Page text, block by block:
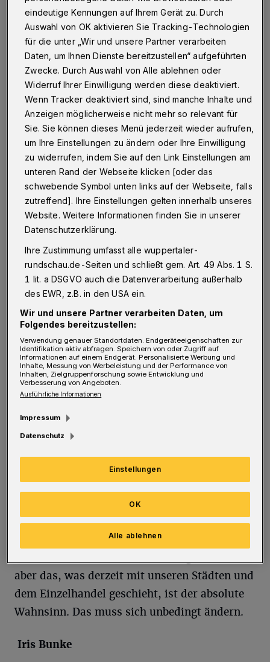
Betr.: Corona-Maßnahmen
06.04.2021 , 17:53 Uhr Eine Minute Lesezeit
U nsere einst schöne grüne Stadt gleicht
fast einer Geisterstadt. Unsere beliebten
Restaurants mit Außengastronomie dürfen
nicht öffnen und stehen vor dem Ruin – wie
das beliebte „Wagner am Mäuerchen“ oder
„Pino’s“. Obwohl die Virologen eindeutig
sagen, an der frischen Luft ist die
Ansteckungsgefahr mit Covid 19 fast null, weil
sich die Aerosole verflüchtigen.
„New Yorker“ in Barmen ist geschlossen.
Baumärkte nur für Gewerbetreibende geöffnet
oder mit Schnelltest. Wir dürfen nur mit
Dabei schützen Masken zur Genüge mit
Abstand.
Warum schauen unsere Stadtpolitiker zu, wie
unsere sowieso schon finanziell arme Stadt
verödet?
aber das, was derzeit mit unseren Städten und
dem Einzelhandel geschieht, ist der absolute
Wahnsinn. Das muss sich unbedingt ändern.
Iris Bunke
eindeutige Kennungen auf Ihrem Gerät zu. Durch
Auswahl von OK aktivieren Sie Tracking-Technologien
für die unter „Wir und unsere Partner verarbeiten
Daten, um Ihnen Dienste bereitzustellen“ aufgeführten
Zwecke. Durch Auswahl von Alle ablehnen oder
Widerruf Ihrer Einwilligung werden diese deaktiviert.
Wenn Tracker deaktiviert sind, sind manche Inhalte und
Anzeigen möglicherweise nicht mehr so relevant für
Sie. Sie können dieses Menü jederzeit wieder aufrufen,
um Ihre Einstellungen zu ändern oder Ihre Einwilligung
zu widerrufen, indem Sie auf den Link Einstellungen am
unteren Rand der Webseite klicken [oder das
schwebende Symbol unten links auf der Webseite, falls
zutreffend]. Ihre Einstellungen gelten innerhalb unseres
Website. Weitere Informationen finden Sie in unserer
Datenschutzerklärung.
Ihre Zustimmung umfasst alle wuppertaler-
rundschau.de-Seiten und schließt gem. Art. 49 Abs. 1 S.
1 lit. a DSGVO auch die Datenverarbeitung außerhalb
des EWR, z.B. in den USA ein.
Wir und unsere Partner verarbeiten Daten, um
Folgendes bereitzustellen:
Verwendung genauer Standortdaten. Endgeräteeigenschaften zur
Identifikation aktiv abfragen. Speichern von oder Zugriff auf
Informationen auf einem Endgerät. Personalisierte Werbung und
Inhalte, Messung von Werbeleistung und der Performance von
Inhalten, Zielgruppenforschung sowie Entwicklung und
Verbesserung von Angeboten.
Ausführliche Informationen
Impressum
Datenschutz
Einstellungen
Alle ablehnen
OK